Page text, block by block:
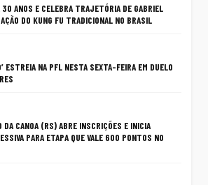
ANOS E CELEBRA TRAJETÓRIA DE GABRIEL
DO KUNG FU TRADICIONAL NO BRASIL
ESTREIA NA PFL NESTA SEXTA-FEIRA EM DUELO
CANOA (RS) ABRE INSCRIÇÕES E INICIA
PARA ETAPA QUE VALE 600 PONTOS NO